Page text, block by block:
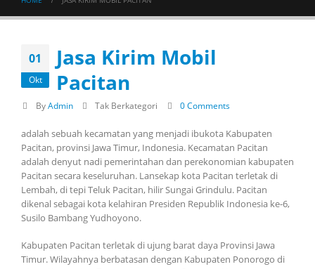
01
Okt
Jasa Kirim Mobil
Pacitan
ByAdmin Tak Berkategori 0 Comments
adalah sebuah kecamatan yang menjadi ibukota Kabupaten
Pacitan, provinsi Jawa Timur, Indonesia. Kecamatan Pacitan
adalah denyut nadi pemerintahan dan perekonomian kabupaten
Pacitan secara keseluruhan. Lansekap kota Pacitan terletak di
Lembah, di tepi Teluk Pacitan, hilir Sungai Grindulu. Pacitan
dikenal sebagai kota kelahiran Presiden Republik Indonesia ke-6,
Susilo Bambang Yudhoyono.
Kabupaten Pacitan terletak di ujung barat daya Provinsi Jawa
Timur. Wilayahnya berbatasan dengan Kabupaten Ponorogo di